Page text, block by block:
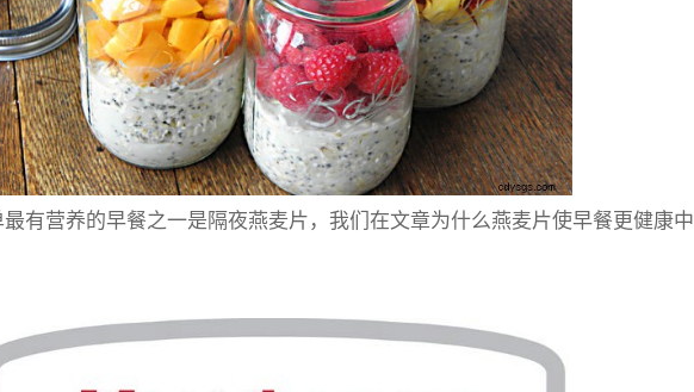
有营养的早餐之一是隔夜燕麦片，我们在文章为什么燕麦片使早餐更健康中